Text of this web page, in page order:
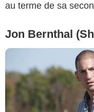
au terme de sa
Jon Bernthal